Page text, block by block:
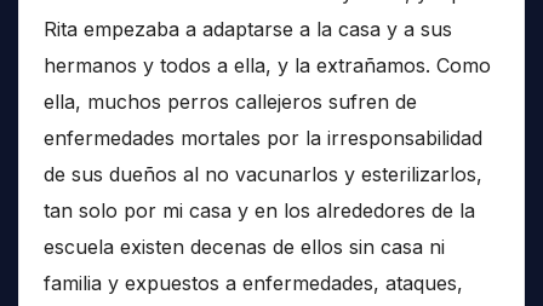
Rita empezaba a adaptarse a la casa y a sus
hermanos y todos a ella, y la extrañamos. Como
ella, muchos perros callejeros sufren de
enfermedades mortales por la irresponsabilidad
de sus dueños al no vacunarlos y esterilizarlos,
tan solo por mi casa y en los alrededores de la
escuela existen decenas de ellos sin casa ni
familia y expuestos a enfermedades, ataques,